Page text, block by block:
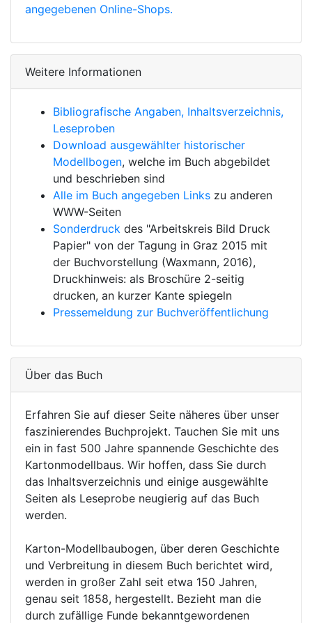
angegebenen Online-Shops.
Weitere Informationen
Bibliografische Angaben, Inhaltsverzeichnis,
Leseproben
Download ausgewählter historischer
Modellbogen, welche im Buch abgebildet
und beschrieben sind
Alle im Buch angegeben Links zu anderen
WWW-Seiten
Sonderdruck des "Arbeitskreis Bild Druck
Papier" von der Tagung in Graz 2015 mit
der Buchvorstellung (Waxmann, 2016),
Druckhinweis: als Broschüre 2-seitig
drucken, an kurzer Kante spiegeln
Pressemeldung zur Buchveröffentlichung
Über das Buch
Erfahren Sie auf dieser Seite näheres über unser
faszinierendes Buchprojekt. Tauchen Sie mit uns
ein in fast 500 Jahre spannende Geschichte des
Kartonmodellbaus. Wir hoffen, dass Sie durch
das Inhaltsverzeichnis und einige ausgewählte
Seiten als Leseprobe neugierig auf das Buch
werden.
Karton-Modellbaubogen, über deren Geschichte
und Verbreitung in diesem Buch berichtet wird,
werden in großer Zahl seit etwa 150 Jahren,
genau seit 1858, hergestellt. Bezieht man die
durch zufällige Funde bekanntgewordenen